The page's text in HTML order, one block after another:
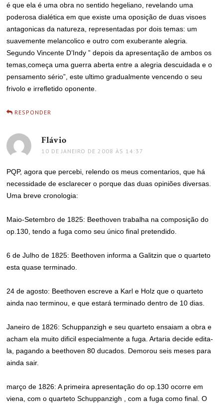
é que ela é uma obra no sentido hegeliano, revelando uma
poderosa dialética em que existe uma oposição de duas visoes
antagonicas da natureza, representadas por dois temas: um
suavemente melancolico e outro com exuberante alegria.
Segundo Vincente D’Indy ” depois da apresentação de ambos os
temas,começa uma guerra aberta entre a alegria descuidada e o
pensamento sério”, este ultimo gradualmente vencendo o seu
frivolo e irrefletido oponente.
RESPONDER
Flávio
10 DE JANEIRO DE 2008 ÀS 14:37
PQP, agora que percebi, relendo os meus comentarios, que há
necessidade de esclarecer o porque das duas opiniões diversas.
Uma breve cronologia:
Maio-Setembro de 1825: Beethoven trabalha na composição do
op.130, tendo a fuga como seu único final pretendido.
6 de Julho de 1825: Beethoven informa a Galitzin que o quarteto
esta quase terminado.
24 de agosto: Beethoven escreve a Karl e Holz que o quarteto
ainda nao terminou, e que estará terminado dentro de 10 dias.
Janeiro de 1826: Schuppanzigh e seu quarteto ensaiam a obra e
acham ela muito dificil especialmente a fuga. Artaria decide edita-
la, pagando a beethoven 80 ducados. Demorou seis meses para
ainda sair.
março de 1826: A primeira apresentação do op.130 ocorre em
viena, com o quarteto Schuppanzigh , com a fuga como final. O